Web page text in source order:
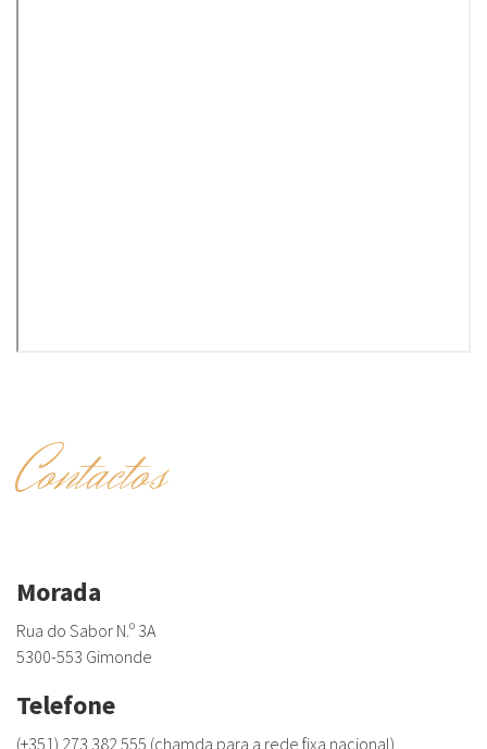
Contactos
Morada
Rua do Sabor N.º 3A
5300-553 Gimonde
Telefone
(+351) 273 382 555 (chamda para a rede fixa nacional)